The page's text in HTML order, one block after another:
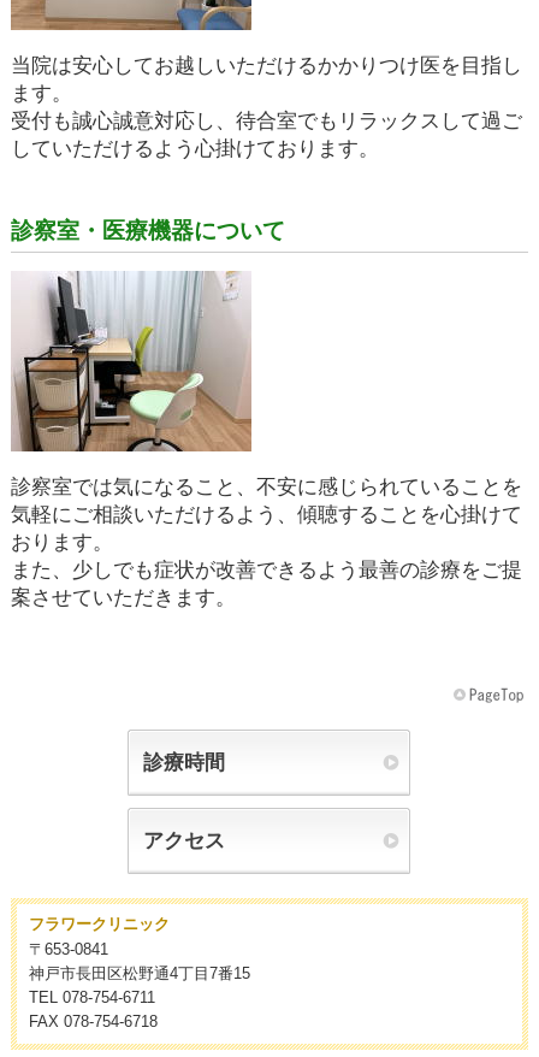
当院は安心してお越しいただけるかかりつけ医を目指し
ます。
受付も誠心誠意対応し、待合室でもリラックスして過ご
していただけるよう心掛けております。
診察室・医療機器について
診察室では気になること、不安に感じられていることを
気軽にご相談いただけるよう、傾聴することを心掛けて
おります。
また、少しでも症状が改善できるよう最善の診療をご提
案させていただきます。
診療時間
アクセス
フラワークリニック
〒653-0841
神戸市長田区松野通4丁目7番15
TEL 078-754-6711
FAX 078-754-6718